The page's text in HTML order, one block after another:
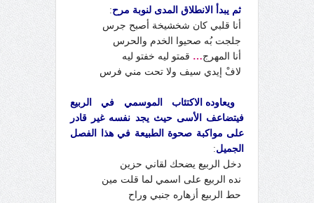
ثم يبدأ الانطلاق المدى لنوبة مرح:
أنا قلبي كان شخشيخة أصبح جرس
جلجت بُه صحيوا الخدم والحرس
أنا المهرج… قمتو ليه خفتو ليه
لافْ إيدي سيف ولا تحت مني فرس
ويعاوده الاكتئاب الموسمي في الربيع
فيتضاعف الأسى حيث يجد نفسه غير قادر
على مواكبة صحوة الطبيعة في هذا الفصل
الجميل:
دخل الربيع يضحك لقاني حزين
نده الربيع على اسمي لما قلت مين
حط الربيع أزهاره جنبي وراح